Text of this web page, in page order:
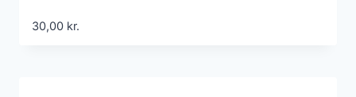
30,00 kr.